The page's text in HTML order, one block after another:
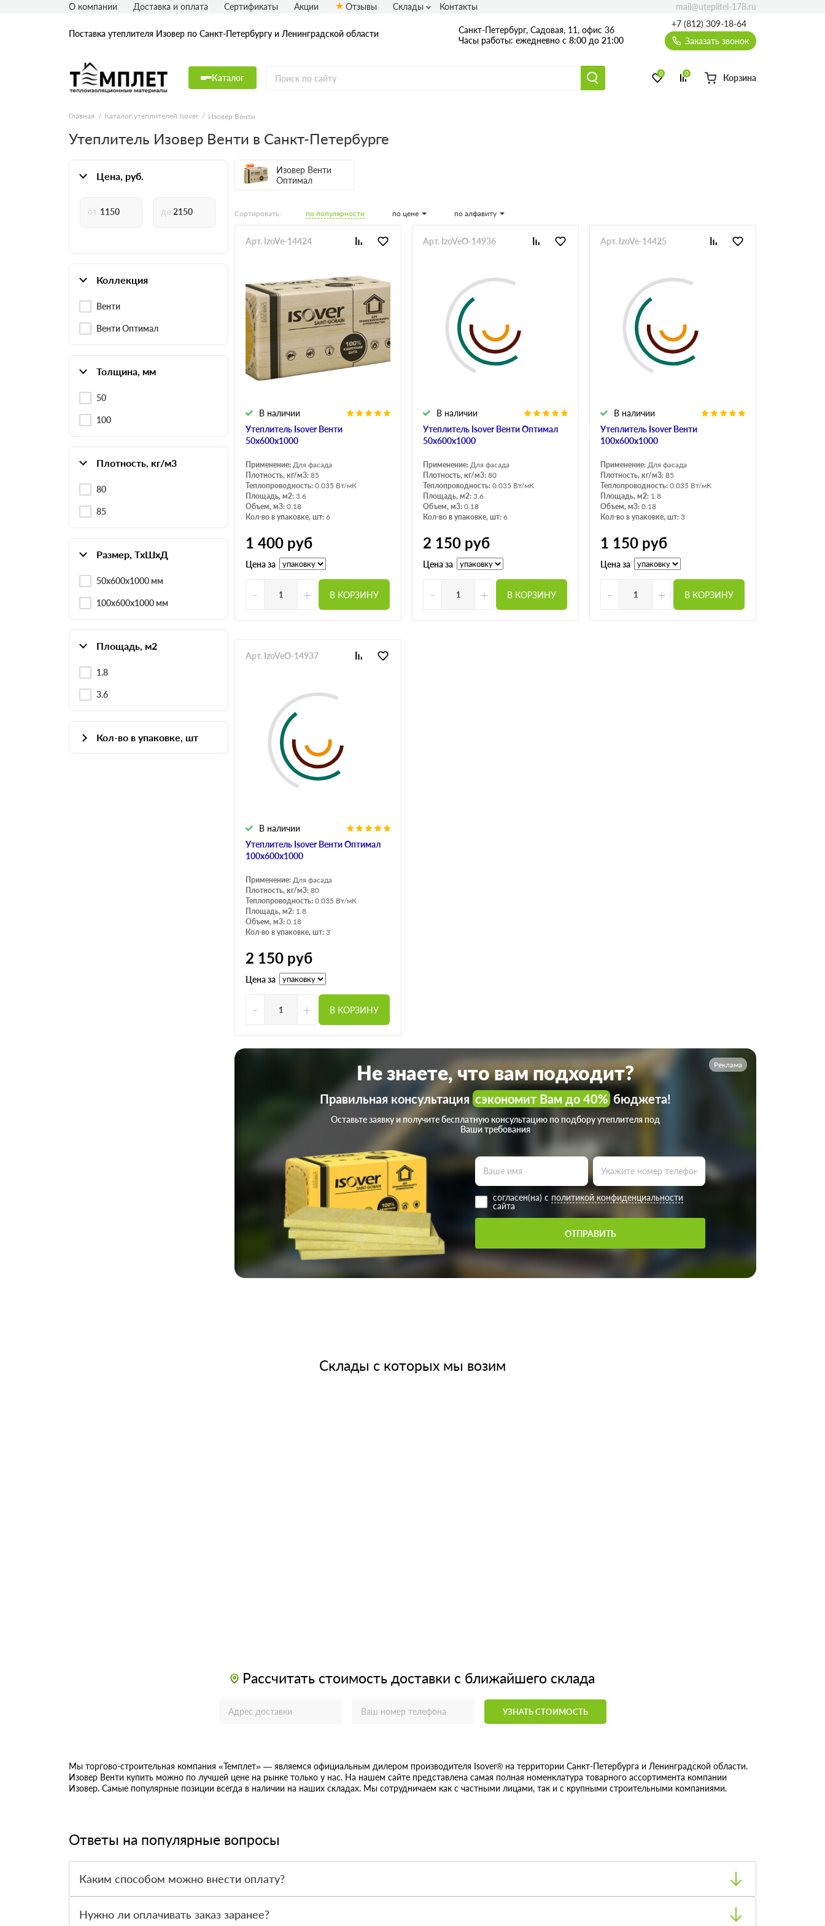
Поставка утеплителя Изовер по Санкт-Петербургу и Ленинградской области
Санкт-Петербург, Садовая, 11, офис 36
Часы работы: ежедневно с 8:00 до 21:00
+7 (812) 309-18-64
Заказать звонок
Каталог 0 0 Корзина
О компании Доставка и оплата Сертификаты Акции Отзывы Склады Контакты mail@uteplitel-178.ru
Главная Каталог утеплителей Isover Изовер Венти
Утеплитель Изовер Венти в Санкт-Петербурге
Цена, руб.
Коллекция
Венти
Венти Оптимал
Толщина, мм
50
100
Плотность, кг/м3
80
85
Размер, ТхШхД
50х600х1000 мм
100х600х1000 мм
Площадь, м2
1.8
3.6
Кол-во в упаковке, шт
Изовер Венти
Оптимал
Сортировать: по популярности по цене по алфавиту
Утеплитель Isover Венти
50х600х1000
В наличии
Арт. IzoVe-14424
Применение: Для фасада
Плотность, кг/м3: 85
Теплопроводность: 0.035 Вт/мК
Площадь, м2: 3.6
Объем, м3: 0.18
Кол-во в упаковке, шт: 6
1 400 руб
Цена за
- + В КОРЗИНУ
Утеплитель Isover Венти Оптимал
50х600х1000
В наличии
Арт. IzoVeO-14936
Применение: Для фасада
Плотность, кг/м3: 80
Теплопроводность: 0.035 Вт/мК
Площадь, м2: 3.6
Объем, м3: 0.18
Кол-во в упаковке, шт: 6
2 150 руб
Цена за
- + В КОРЗИНУ
Утеплитель Isover Венти
100х600х1000
В наличии
Арт. IzoVe-14425
Применение: Для фасада
Плотность, кг/м3: 85
Теплопроводность: 0.035 Вт/мК
Площадь, м2: 1.8
Объем, м3: 0.18
Кол-во в упаковке, шт: 3
1 150 руб
Цена за
- + В КОРЗИНУ
Утеплитель Isover Венти Оптимал
100х600х1000
В наличии
Арт. IzoVeO-14937
Применение: Для фасада
Плотность, кг/м3: 80
Теплопроводность: 0.035 Вт/мК
Площадь, м2: 1.8
Объем, м3: 0.18
Кол-во в упаковке, шт: 3
2 150 руб
Цена за
- + В КОРЗИНУ
Реклама
Не знаете, что вам подходит?
Правильная консультация сэкономит Вам до 40% бюджета!
Оставьте заявку и получите бесплатную консультацию по подбору утеплителя под
Ваши требования
согласен(на) с политикой конфиденциальности
сайта
ОТПРАВИТЬ
Склады с которых мы возим
Рассчитать стоимость доставки с ближайшего склада
УЗНАТЬ СТОИМОСТЬ
Мы торгово-строительная компания «Темплет» — являемся официальным дилером производителя Isover® на территории Санкт-Петербурга и Ленинградской области.
Изовер Венти купить можно по лучшей цене на рынке только у нас. На нашем сайте представлена самая полная номенклатура товарного ассортимента компании
Изовер. Самые популярные позиции всегда в наличии на наших складах. Мы сотрудничаем как с частными лицами, так и с крупными строительными компаниями.
Ответы на популярные вопросы
Каким способом можно внести оплату?
Нужно ли оплачивать заказ заранее?